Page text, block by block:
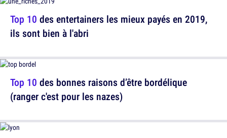
Top 10 des entertainers les mieux payés en 2019,
ils sont bien à l'abri
Top 10 des bonnes raisons d’être bordélique
(ranger c'est pour les nazes)